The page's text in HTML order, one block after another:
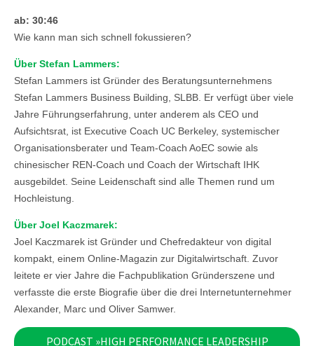
ab: 30:46
Wie kann man sich schnell fokussieren?
Über Stefan Lammers:
Stefan Lammers ist Gründer des Beratungsunternehmens
Stefan Lammers Business Building, SLBB. Er verfügt über viele
Jahre Führungserfahrung, unter anderem als CEO und
Aufsichtsrat, ist Executive Coach UC Berkeley, systemischer
Organisationsberater und Team-Coach AoEC sowie als
chinesischer REN-Coach und Coach der Wirtschaft IHK
ausgebildet. Seine Leidenschaft sind alle Themen rund um
Hochleistung.
Über Joel Kaczmarek:
Joel Kaczmarek ist Gründer und Chefredakteur von digital
kompakt, einem Online-Magazin zur Digitalwirtschaft. Zuvor
leitete er vier Jahre die Fachpublikation Gründerszene und
verfasste die erste Biografie über die drei Internetunternehmer
Alexander, Marc und Oliver Samwer.
PODCAST »HIGH PERFORMANCE LEADERSHIP